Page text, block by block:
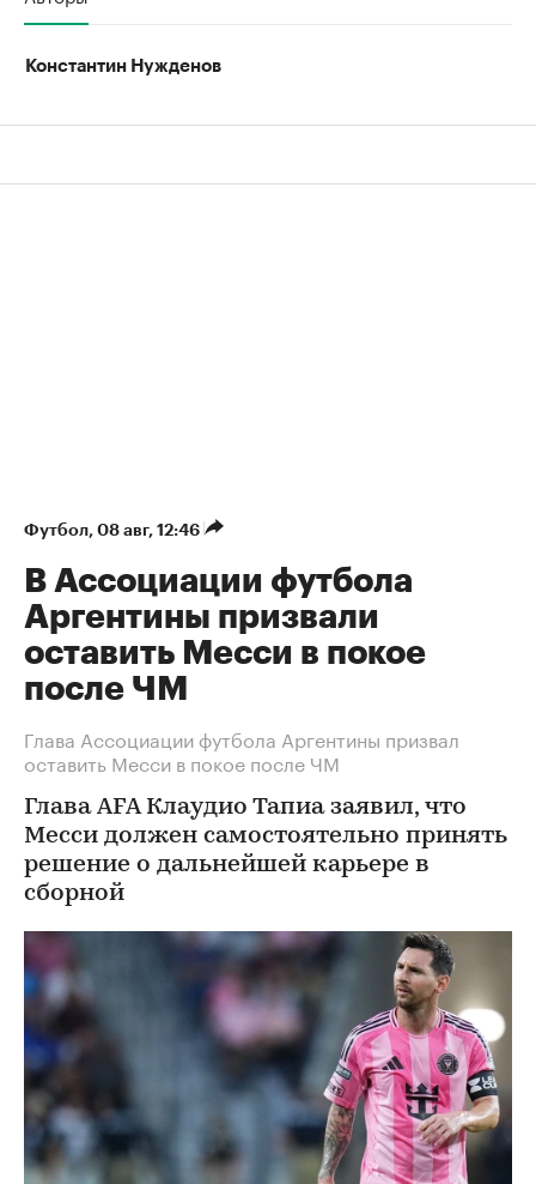
Константин Нужденов
Футбол⁠, 08 авг, 12:46
В Ассоциации футбола
Аргентины призвали
оставить Месси в покое
после ЧМ
Глава Ассоциации футбола Аргентины призвал
оставить Месси в покое после ЧМ
Глава AFA Клаудио Тапиа заявил, что
Месси должен самостоятельно принять
решение о дальнейшей карьере в
сборной